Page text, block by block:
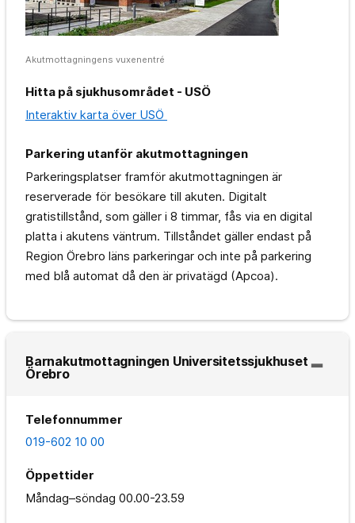
Akutmottagningens vuxenentré
Hitta på sjukhusområdet - USÖ
Interaktiv karta över USÖ
Parkering utanför akutmottagningen
Parkeringsplatser framför akutmottagningen är
reserverade för besökare till akuten. Digitalt
gratistillstånd, som gäller i 8 timmar, fås via en digital
platta i akutens väntrum. Tillståndet gäller endast på
Region Örebro läns parkeringar och inte på parkering
med blå automat då den är privatägd (Apcoa).
Barnakutmottagningen Universitetssjukhuset
Örebro
Telefonnummer
019-602 10 00
Öppettider
Måndag–söndag 00.00-23.59